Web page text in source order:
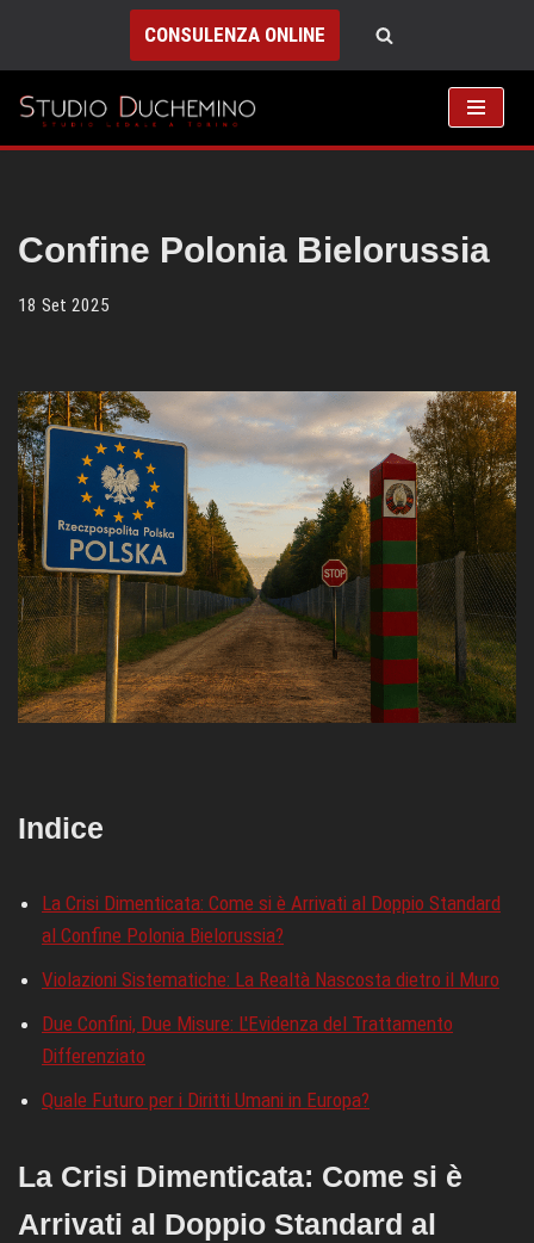
Vai
al
contenuto
CONSULENZA ONLINE
Confine Polonia Bielorussia
18 Set 2025
Indice
La Crisi Dimenticata: Come si è Arrivati al Doppio Standard
al Confine Polonia Bielorussia?
Violazioni Sistematiche: La Realtà Nascosta dietro il Muro
Due Confini, Due Misure: L'Evidenza del Trattamento
Differenziato
Quale Futuro per i Diritti Umani in Europa?
La Crisi Dimenticata: Come si è
Arrivati al Doppio Standard al